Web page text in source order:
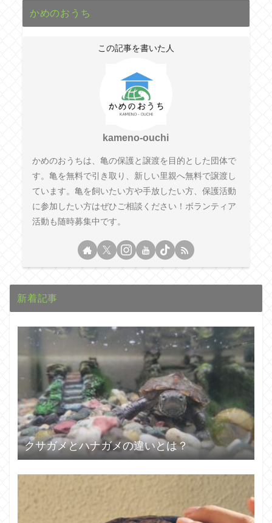
かめのおうち
この記事を書いた人
kameno-ouchi
かめのおうちは、亀の保護と譲渡を目的とした団体で
す。亀を無料で引き取り、新しい里親へ無料で譲渡し
ています。亀を飼いたい方や手放したい方、保護活動
に参加したい方はぜひご相談ください！ボランティア
活動も随時募集中です。
新着記事
クサガメとハナガメの違いとは？